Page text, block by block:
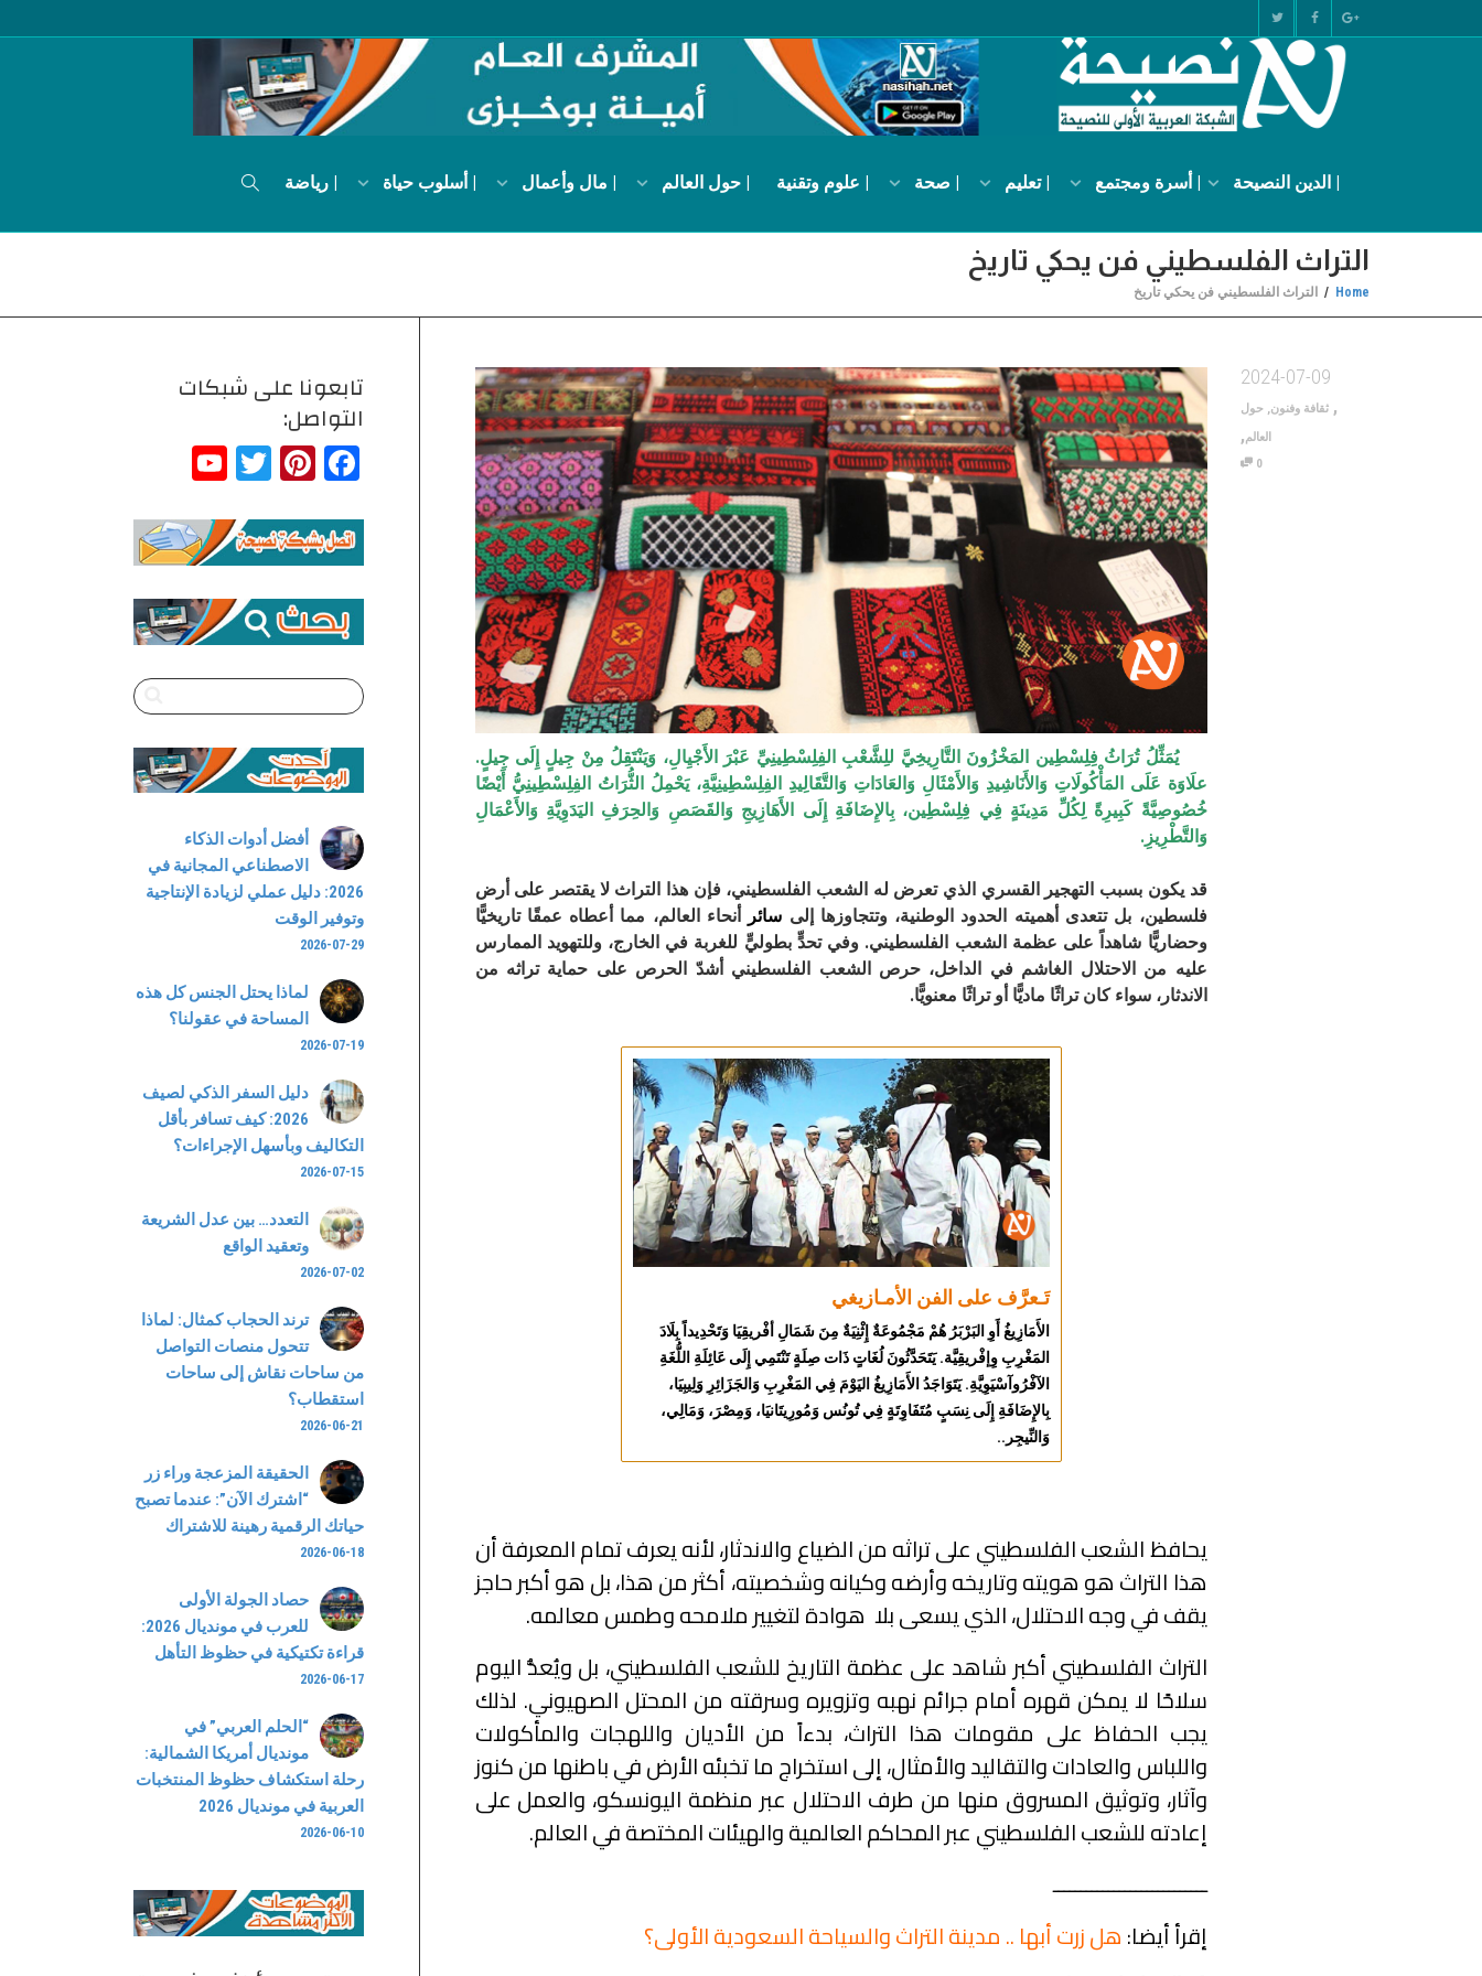
| الدين النصيحة | أسرة ومجتمع | تعليم | صحة | علوم وتقنية | حول العالم | مال وأعمال | أسلوب حياة | رياضة
التراث الفلسطيني فن يحكي تاريخ
Home التراث الفلسطيني فن يحكي تاريخ
2024-07-09
,ثقافة وفنون,حول
العالم,
0
يُمَثِّلُ تُرَاثُ فِلِسْطِين المَخْزُونَ التَّارِيخِيَّ للِشَّعْبِ الفِلِسْطِينِيِّ عَبْرَ الأَجْيِالِ، وَيَنْتَقِلُ مِنْ جِيلٍ إِلَى جِيلٍ.
علَاوَة عَلَى المَأْكُولَاتِ وَالأَنَاشِيدِ وَالأَمْثَالِ وَالعَادَاتِ وَالتَّقَالِيدِ الفِلِسْطِينِيَّةِ، يَحْمِلُ الثُّرَاتُ الفِلِسْطِينِيُّ أَيْضًا
خُصُوصِيَّةً كَبِيرِةً لِكُلِّ مَدِينَةٍ فِي فِلِسْطِين، بِالإِضَافَةِ إِلَى الأَهَازِيجِ وَالقَصَصِ وَالحِرَفِ اليَدَوِيَّةِ وَالأَعْمَالِ
وَالتَّطْرِيزِ.
قد يكون بسبب التهجير القسري الذي تعرض له الشعب الفلسطيني، فإن هذا التراث لا يقتصر على أرض
فلسطين، بل تتعدى أهميته الحدود الوطنية، وتتجاوزها إلى سائر
أنحاء العالم، مما أعطاه عمقًا تاريخيًّا
وحضاريًّا شاهداً على عظمة الشعب الفلسطيني. وفي تحدٍّ بطوليٍّ للغربة في الخارج، وللتهويد الممارس
عليه من الاحتلال الغاشم في الداخل، حرص الشعب الفلسطيني أشدّ الحرص على حماية تراثه من
الاندثار، سواء كان تراثًا ماديًّا أو تراثًا معنويًّا.
تَـعرَّف على الفن الأمـازيغي
الأَمَازِيغُ أَوِ البَرْبَرُ هُمْ مَجْمُوعَةٌ إِثْنِيَةٌ مِنَ شَمَالِ أفْريقِيَا وَتَحْدِيداً بِلَادَ
المَغْرِبِ وِإفْريقِيَّة. يَتَحَدَّثُونَ لُغَاتٍ ذَات صِلَةٍ تَنْتَمِي إِلَى عَائِلَةِ اللُّغَةِ
الآفْرُوآسْيَوِيَّةِ. يَتَوَاجَدُ الأَمَازِيغُ اليَوْمَ فِي المَغْرِبِ وَالجَزَائِرِ وَلِيبِيَا،
بِالإِضَافَةِ إِلَى نِسَبٍ مُتَفَاوِتَةٍ فِي تُونُس وَمُورِيتَانيَا، وَمِصْرَ، وَمَالِي،
وَالنِّيجِر..
يحافظ الشعب الفلسطيني على تراثه من الضياع والاندثار، لأنه يعرف تمام المعرفة أن
هذا التراث هو هويته وتاريخه وأرضه وكيانه وشخصيته، أكثر من هذا، بل هو أكبر حاجز
يقف في وجه الاحتلال، الذي يسعى بلا هوادة لتغيير ملامحه وطمس معالمه.
التراث الفلسطيني أكبر شاهد على عظمة التاريخ للشعب الفلسطيني، بل ويُعدُّ اليوم
سلاحًا لا يمكن قهره أمام جرائم نهبه وتزويره وسرقته من المحتل الصهيوني. لذلك
يجب الحفاظ على مقومات هذا التراث، بدءاً من الأديان واللهجات والمأكولات
واللباس والعادات والتقاليد والأمثال، إلى استخراج ما تخبئه الأرض في باطنها من كنوز
وآثار، وتوثيق المسروق منها من طرف الاحتلال عبر منظمة اليونسكو، والعمل على
إعادته للشعب الفلسطيني عبر المحاكم العالمية والهيئات المختصة في العالم.
ــــــــــــــــــــــــــــ
إقرأ أيضا:هل زرت أبها .. مدينة التراث والسياحة السعودية الأولى؟
تابعونا على شبكات
التواصل:
Facebook
Pinterest
Twitter
أفضل أدوات الذكاء
الاصطناعي المجانية في
2026: دليل عملي لزيادة الإنتاجية
وتوفير الوقت
2026-07-29
لماذا يحتل الجنس كل هذه
المساحة في عقولنا؟
2026-07-19
دليل السفر الذكي لصيف
2026: كيف تسافر بأقل
التكاليف وبأسهل الإجراءات؟
2026-07-15
التعدد… بين عدل الشريعة
وتعقيد الواقع
2026-07-02
ترند الحجاب كمثال: لماذا
تتحول منصات التواصل
من ساحات نقاش إلى ساحات
استقطاب؟
2026-06-21
الحقيقة المزعجة وراء زر
“اشترك الآن”: عندما تصبح
حياتك الرقمية رهينة للاشتراك
2026-06-18
حصاد الجولة الأولى
للعرب في مونديال 2026:
قراءة تكتيكية في حظوظ التأهل
2026-06-17
“الحلم العربي” في
مونديال أمريكا الشمالية:
رحلة استكشاف حظوظ المنتخبات
العربية في مونديال 2026
2026-06-10